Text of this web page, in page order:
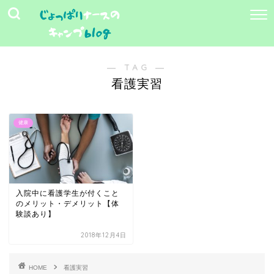
― TAG ―
看護実習
健康
入院中に看護学生が付くこと
のメリット・デメリット【体
験談あり】
2018年12月4日
HOME 看護実習